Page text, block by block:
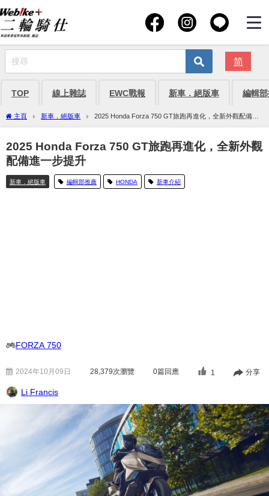
简
TOP 線上雜誌 EWC戰報 新車．絕版車 編輯
主頁 新車．絕版車
2025 Honda Forza 750 GT旅跑再進化，全新外觀配備進
一步提升
2025 Honda Forza 750 GT旅跑再進化，全新外觀
配備進一步提升
新車．絕版車 編輯部推薦 HONDA 新車介紹
FORZA 750
2024年10月09日 28,379次瀏覽 0篇回應 1 分享
Li Francis